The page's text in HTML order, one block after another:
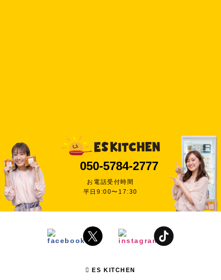
050-5784-2777
お電話受付時間
平日9:00〜17:30
ES KITCHEN